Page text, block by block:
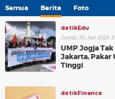
Semua Berita Foto
detikEdu
Jumat, 30 Jan 2026
UMP Jogja
Jakarta, Pakar
Tinggi
detikFinance